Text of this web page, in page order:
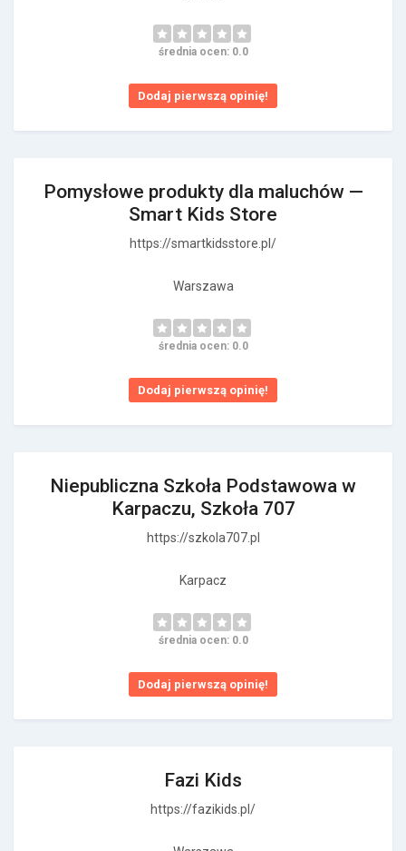
średnia ocen: 0.0
Dodaj pierwszą opinię!
Pomysłowe produkty dla maluchów —
Smart Kids Store
https://smartkidsstore.pl/
Warszawa
średnia ocen: 0.0
Dodaj pierwszą opinię!
Niepubliczna Szkoła Podstawowa w
Karpaczu, Szkoła 707
https://szkola707.pl
Karpacz
średnia ocen: 0.0
Dodaj pierwszą opinię!
Fazi Kids
https://fazikids.pl/